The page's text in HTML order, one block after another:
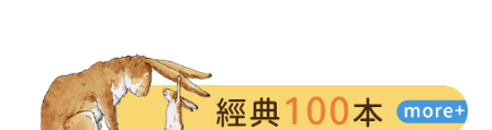
經典100